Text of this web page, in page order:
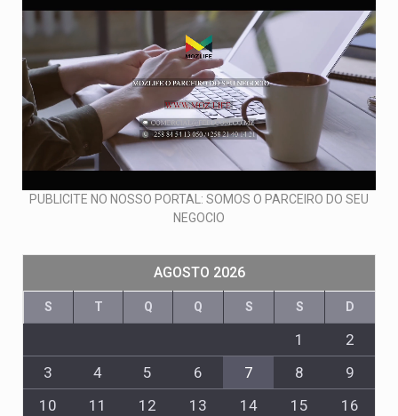
PUBLICITE NO NOSSO PORTAL: SOMOS O PARCEIRO DO SEU
NEGOCIO
AGOSTO 2026
S T Q Q S S D
1
2
3
4 5 6 7 8
9
10
11 12 13 14 15
16